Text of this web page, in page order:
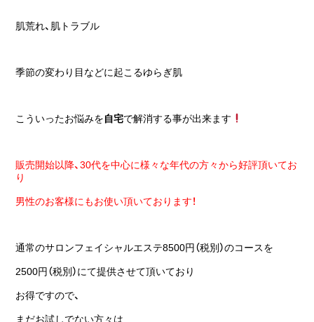
肌荒れ、肌トラブル
季節の変わり目などに起こるゆらぎ肌
こういったお悩みを自宅で解消する事が出来ます
販売開始以降、30代を中心に様々な年代の方々から好評頂いてお
り
男性のお客様にもお使い頂いております！
通常のサロンフェイシャルエステ8500円（税別）のコースを
2500円（税別）にて提供させて頂いており
お得ですので、
まだお試しでない方々は